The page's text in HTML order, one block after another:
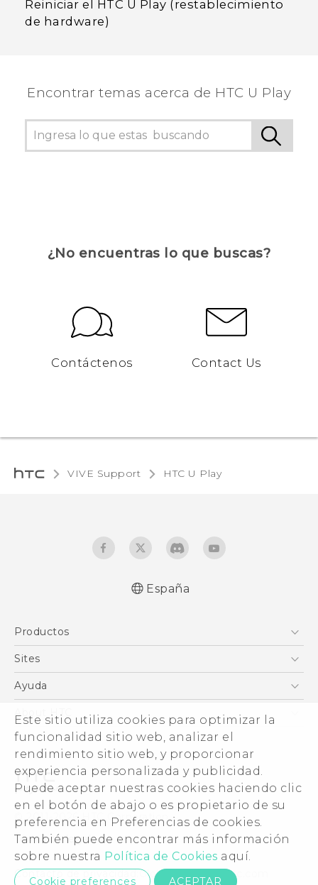
Este sitio utiliza cookies para optimizar la
funcionalidad sitio web, analizar el
rendimiento sitio web, y proporcionar
experiencia personalizada y publicidad.
Puede aceptar nuestras cookies haciendo clic
en el botón de abajo o es propietario de su
preferencia en Preferencias de cookies.
También puede encontrar más información
sobre nuestra Política de Cookies aquí.
Cookie preferences ACEPTAR
Reiniciar el HTC U Play (restablecimiento
de hardware)
Encontrar temas acerca de HTC U Play
¿No encuentras lo que buscas?
Contáctenos Contact Us
VIVE Support HTC U Play‎
seguridad
English - Safety and regulatory guide
España
Productos
Smartphones
VIVE
Accesorios
Sites
HTC Vive
Inicio
Ayuda
eCommerce Support
About HTC
ESG
Información corporativa
Inversores (inglés)
Cookie Preferences
Trabaja con nosotros
Security and Privacy Whitepaper
© 2011-2026 HTC Corporation
Términos legales
Contacto de privacidad:Global-Privacy@htc.com